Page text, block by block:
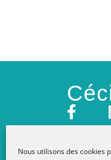
Nous utilisons des cookies